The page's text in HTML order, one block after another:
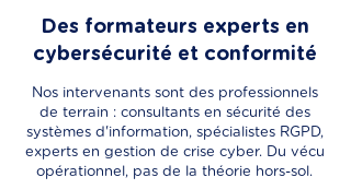
Des formateurs experts en
cybersécurité et conformité
Nos intervenants sont des professionnels
de terrain : consultants en sécurité des
systèmes d'information, spécialistes RGPD,
experts en gestion de crise cyber. Du vécu
opérationnel, pas de la théorie hors-sol.